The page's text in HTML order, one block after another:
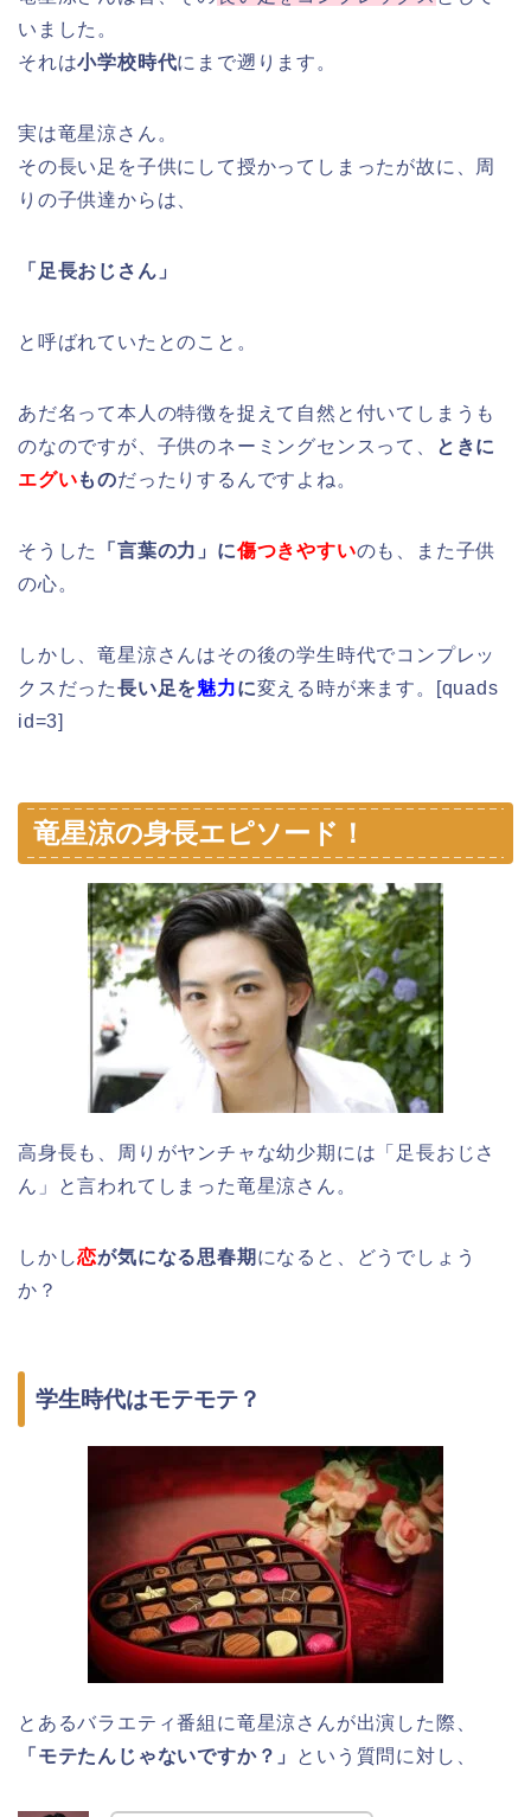
いました。
それは小学校時代にまで遡ります。
実は竜星涼さん。
その長い足を子供にして授かってしまったが故に、周
りの子供達からは、
「足長おじさん」
と呼ばれていたとのこと。
あだ名って本人の特徴を捉えて自然と付いてしまうも
のなのですが、子供のネーミングセンスって、
ときに
エグいものだったりするんですよね。
そうした 「言葉の力」に傷つきやすいのも、また子供
の心。
しかし、竜星涼さんはその後の学生時代でコンプレッ
クスだった長い足を魅力に変える時が来ます。[quads
id=3]
竜星涼の身長エピソード！
高身長も、周りがヤンチャな幼少期には「足長おじさ
ん」と言われてしまった竜星涼さん。
しかし恋が気になる思春期 になると、どうでしょう
か？
学生時代はモテモテ？
とあるバラエティ番組に竜星涼さんが出演した際、
「モテたんじゃないですか？」
という質問に対し、